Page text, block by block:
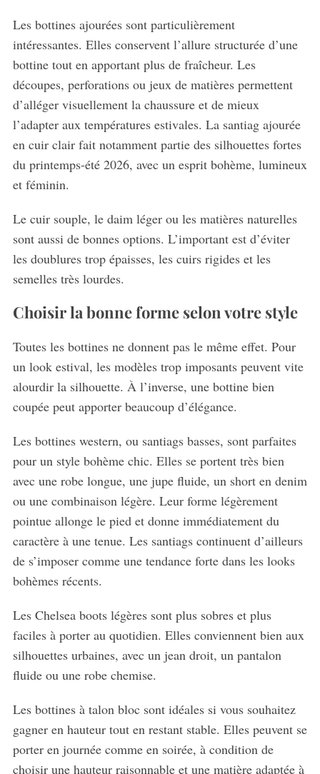
Les bottines ajourées sont particulièrement
intéressantes. Elles conservent l’allure structurée d’une
bottine tout en apportant plus de fraîcheur. Les
découpes, perforations ou jeux de matières permettent
d’alléger visuellement la chaussure et de mieux
l’adapter aux températures estivales. La santiag ajourée
en cuir clair fait notamment partie des silhouettes fortes
du printemps-été 2026, avec un esprit bohème, lumineux
et féminin.
Le cuir souple, le daim léger ou les matières naturelles
sont aussi de bonnes options. L’important est d’éviter
les doublures trop épaisses, les cuirs rigides et les
semelles très lourdes.
Choisir la bonne forme selon votre style
Toutes les bottines ne donnent pas le même effet. Pour
un look estival, les modèles trop imposants peuvent vite
alourdir la silhouette. À l’inverse, une bottine bien
coupée peut apporter beaucoup d’élégance.
Les bottines western, ou santiags basses, sont parfaites
pour un style bohème chic. Elles se portent très bien
avec une robe longue, une jupe fluide, un short en denim
ou une combinaison légère. Leur forme légèrement
pointue allonge le pied et donne immédiatement du
caractère à une tenue. Les santiags continuent d’ailleurs
de s’imposer comme une tendance forte dans les looks
bohèmes récents.
Les Chelsea boots légères sont plus sobres et plus
faciles à porter au quotidien. Elles conviennent bien aux
silhouettes urbaines, avec un jean droit, un pantalon
fluide ou une robe chemise.
Les bottines à talon bloc sont idéales si vous souhaitez
gagner en hauteur tout en restant stable. Elles peuvent se
porter en journée comme en soirée, à condition de
choisir une hauteur raisonnable et une matière adaptée à